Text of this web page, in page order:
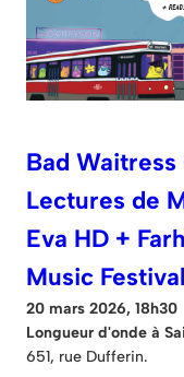
Bad
Lectures de
Eva HD +
Music
20 mars 2026, 18h30
Longueur d'onde à
651, rue Dufferin.